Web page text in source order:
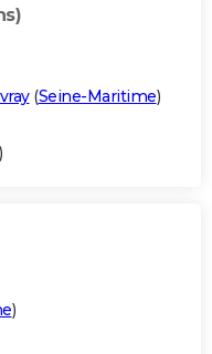
(Seine-Maritime)
)
)